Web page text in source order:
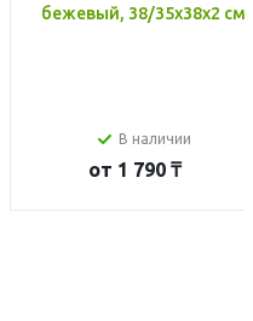
бежевый, 38/35x38x2 см
В наличии
от 1 790 ₸